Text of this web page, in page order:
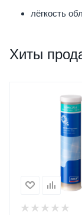
лёгкость
Хиты